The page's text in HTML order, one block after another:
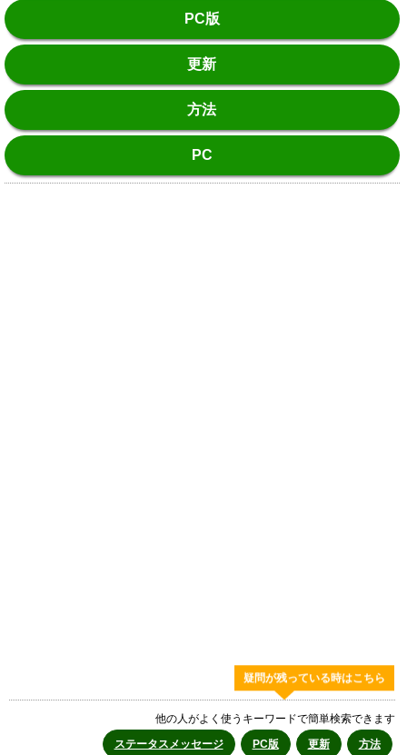
PC版
更新
方法
PC
疑問が残っている時はこちら
他の人がよく使うキーワードで簡単検索できます
ステータスメッセージ
PC版 更新 方法